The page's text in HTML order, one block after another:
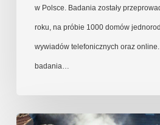
w Polsce. Badania zostały
roku, na próbie 1000 domów
wywiadów telefonicznych oraz
badania…
Ocena